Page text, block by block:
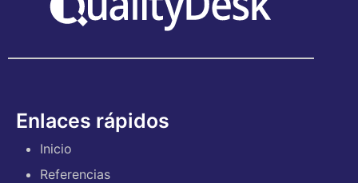
Enlaces rápidos
Inicio
Referencias